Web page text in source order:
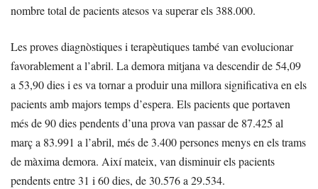
nombre total de pacients atesos va superar els 388.000.
Les proves diagnòstiques i terapèutiques també van evolucionar
favorablement a l’abril. La demora mitjana va descendir de 54,09
a 53,90 dies i es va tornar a produir una millora significativa en els
pacients amb majors temps d’espera. Els pacients que portaven
més de 90 dies pendents d’una prova van passar de 87.425 al
març a 83.991 a l’abril, més de 3.400 persones menys en els trams
de màxima demora. Així mateix, van disminuir els pacients
pendents entre 31 i 60 dies, de 30.576 a 29.534.